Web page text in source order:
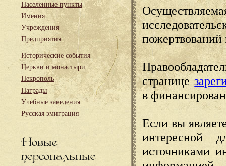
Населенные пункты
Имения
Учреждения
Предприятия
Исторические события
Церкви и монастыри
Некрополь
Награды
Учебные заведения
Русская эмиграция
Новые
персональные
пожертвований
странице
в
Если вы
интересной
источниками